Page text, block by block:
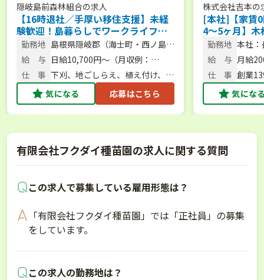
隠岐島前森林組合の求人
【16時退社／手厚い移住支援】未経
験歓迎！島暮らしでワークライフバ
ランスを叶える林業スタッフ
勤務地 島根県隠岐郡（海士町・西ノ島
町・知夫村）
給 与 日給10,700円〜（月収例：
236,700円／21日勤務・手当込）
仕 事 下刈、地ごしらえ、植え付け、山
林の環境整備、間伐作業および道
路の草刈り業務など
気になる 応募はこちら
株式会社吉本の
[本社]【家賃
4～5ヶ月】
貫！創業139
業に挑戦し
勤務地 本社
林121
給 与 月給
仕 事 創業
作業
気にな
有限会社フクダイ種苗園の求人に関する質問
この求人で募集している雇用形態は？
「有限会社フクダイ種苗園」では「正社員」の募集
をしています。
この求人の勤務地は？